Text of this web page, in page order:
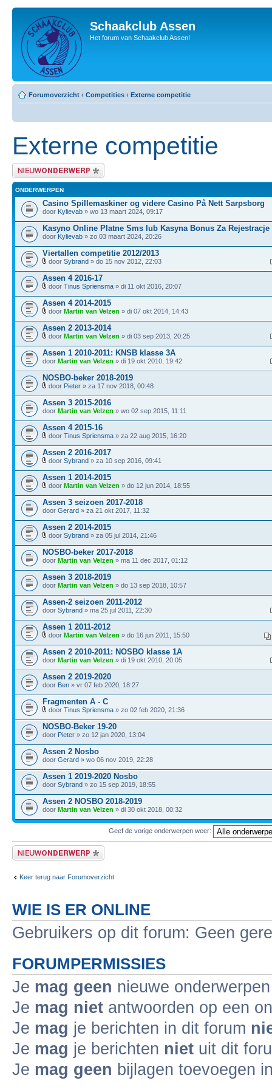
Schaakclub Assen
Het forum van Schaakclub Assen!
Forumoverzicht ‹ Competities ‹ Externe competitie
Externe competitie
Plaats een nieuw bericht
ONDERWERPEN
Casino Spillemaskiner og videre Casino På Nett Sarpsborg
door Kylievab » wo 13 maart 2024, 09:17
Kasyno Online Platne Sms lub Kasyna Bonus Za Rejestracje
door Kylievab » zo 03 maart 2024, 20:26
Viertallen competitie 2012/2013
door Sybrand » do 15 nov 2012, 22:03
Assen 4 2016-17
door Tinus Spriensma » di 11 okt 2016, 20:07
Assen 4 2014-2015
door Martin van Velzen » di 07 okt 2014, 14:43
Assen 2 2013-2014
door Martin van Velzen » di 03 sep 2013, 20:25
Assen 1 2010-2011: KNSB klasse 3A
door Martin van Velzen » di 19 okt 2010, 19:42
NOSBO-beker 2018-2019
door Pieter » za 17 nov 2018, 00:48
Assen 3 2015-2016
door Martin van Velzen » wo 02 sep 2015, 11:11
Assen 4 2015-16
door Tinus Spriensma » za 22 aug 2015, 16:20
Assen 2 2016-2017
door Sybrand » za 10 sep 2016, 09:41
Assen 1 2014-2015
door Martin van Velzen » do 12 jun 2014, 18:55
Assen 3 seizoen 2017-2018
door Gerard » za 21 okt 2017, 11:32
Assen 2 2014-2015
door Sybrand » za 05 jul 2014, 21:46
NOSBO-beker 2017-2018
door Martin van Velzen » ma 11 dec 2017, 01:12
Assen 3 2018-2019
door Martin van Velzen » do 13 sep 2018, 10:57
Assen-2 seizoen 2011-2012
door Sybrand » ma 25 jul 2011, 22:30
Assen 1 2011-2012
door Martin van Velzen » do 16 jun 2011, 15:50
Assen 2 2010-2011: NOSBO klasse 1A
door Martin van Velzen » di 19 okt 2010, 20:05
Assen 2 2019-2020
door Ben » vr 07 feb 2020, 18:27
Fragmenten A - C
door Tinus Spriensma » zo 02 feb 2020, 21:36
NOSBO-Beker 19-20
door Pieter » zo 12 jan 2020, 13:04
Assen 2 Nosbo
door Gerard » wo 06 nov 2019, 22:28
Assen 1 2019-2020 Nosbo
door Sybrand » zo 15 sep 2019, 18:55
Assen 2 NOSBO 2018-2019
door Martin van Velzen » di 30 okt 2018, 00:32
Geef de vorige onderwerpen weer:
Plaats een nieuw bericht
Keer terug naar Forumoverzicht
WIE IS ER ONLINE
Gebruikers op dit forum: Geen
FORUMPERMISSIES
Je mag geen nieuwe
Je mag niet antwoorden op een
Je mag je berichten in dit forum
Je mag je berichten niet uit dit
Je mag geen bijlagen toevoegen